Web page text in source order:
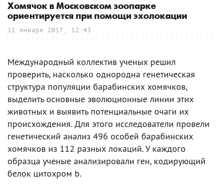
Хомячок в Московском зоопарке
ориентируется при помощи эхолокации
11 января 2017, 12:43
Международный коллектив ученых решил
проверить, насколько однородна генетическая
структура популяции барабинских хомячков,
выделить основные эволюционные линии этих
животных и выявить потенциальные очаги их
происхождения. Для этого исследователи провели
генетический анализ 496 особей барабинских
хомячков из 112 разных локаций. У каждого
образца ученые анализировали ген, кодирующий
белок цитохром b.